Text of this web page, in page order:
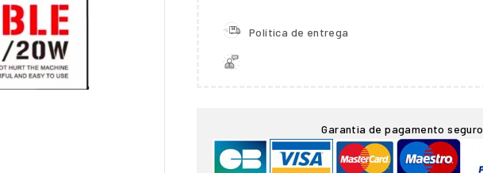
Política de entrega
Garantia de pagamento seguro